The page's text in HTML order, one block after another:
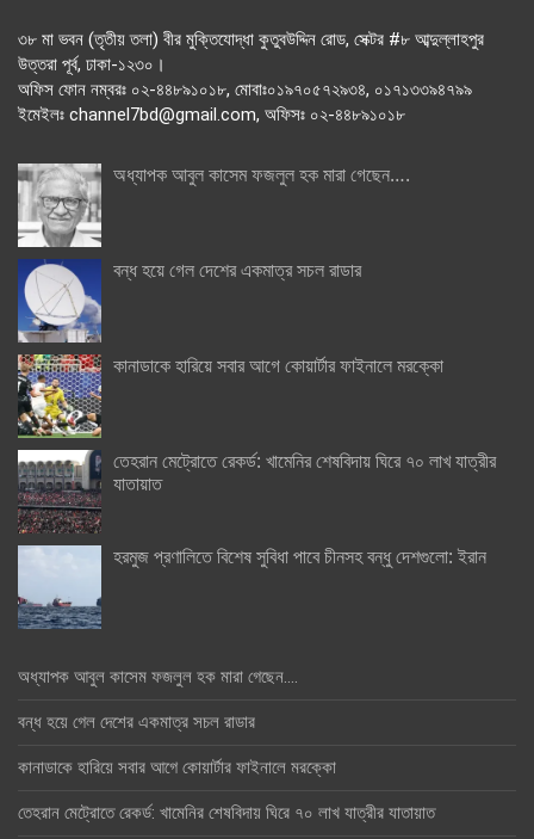
৩৮ মা ভবন (তৃতীয় তলা) বীর মুক্তিযোদ্ধা কুতুবউদ্দিন রোড, সেক্টর #৮ আব্দুল্লাহপুর
উত্তরা পূর্ব, ঢাকা-১২৩০।
অফিস ফোন নম্বরঃ ০২-৪৪৮৯১০১৮, মোবাঃ০১৯৭০৫৭২৯৩৪, ০১৭১৩৩৯৪৭৯৯
ইমেইলঃ channel7bd@gmail.com, অফিসঃ ০২-৪৪৮৯১০১৮
অধ্যাপক আবুল কাসেম ফজলুল হক মারা গেছেন….
বন্ধ হয়ে গেল দেশের একমাত্র সচল রাডার
কানাডাকে হারিয়ে সবার আগে কোয়ার্টার ফাইনালে মরক্কো
তেহরান মেট্রোতে রেকর্ড: খামেনির শেষবিদায় ঘিরে ৭০ লাখ যাত্রীর
যাতায়াত
হরমুজ প্রণালিতে বিশেষ সুবিধা পাবে চীনসহ বন্ধু দেশগুলো: ইরান
অধ্যাপক আবুল কাসেম ফজলুল হক মারা গেছেন….
বন্ধ হয়ে গেল দেশের একমাত্র সচল রাডার
কানাডাকে হারিয়ে সবার আগে কোয়ার্টার ফাইনালে মরক্কো
তেহরান মেট্রোতে রেকর্ড: খামেনির শেষবিদায় ঘিরে ৭০ লাখ যাত্রীর যাতায়াত